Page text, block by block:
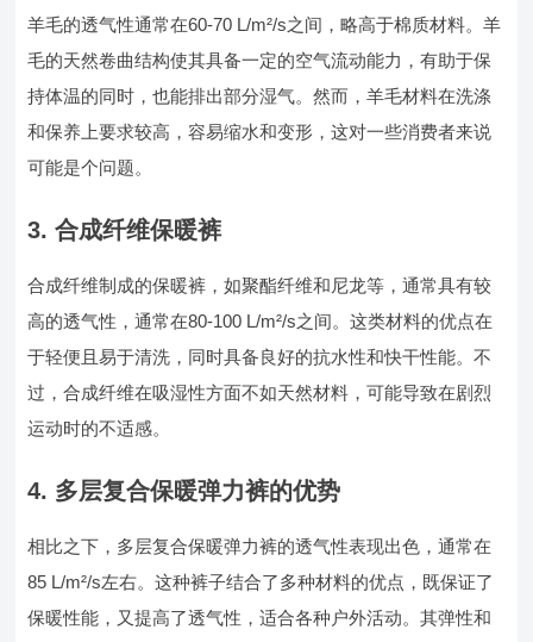
羊毛的透气性通常在60-70 L/m²/s之间，略高于棉质材料。羊
毛的天然卷曲结构使其具备一定的空气流动能力，有助于保
持体温的同时，也能排出部分湿气。然而，羊毛材料在洗涤
和保养上要求较高，容易缩水和变形，这对一些消费者来说
可能是个问题。
3. 合成纤维保暖裤
合成纤维制成的保暖裤，如聚酯纤维和尼龙等，通常具有较
高的透气性，通常在80-100 L/m²/s之间。这类材料的优点在
于轻便且易于清洗，同时具备良好的抗水性和快干性能。不
过，合成纤维在吸湿性方面不如天然材料，可能导致在剧烈
运动时的不适感。
4. 多层复合保暖弹力裤的优势
相比之下，多层复合保暖弹力裤的透气性表现出色，通常在
85 L/m²/s左右。这种裤子结合了多种材料的优点，既保证了
保暖性能，又提高了透气性，适合各种户外活动。其弹性和